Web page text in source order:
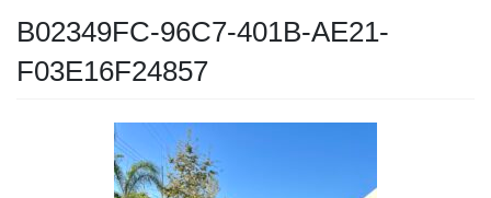
B02349FC-96C7-401B-AE21-
F03E16F24857